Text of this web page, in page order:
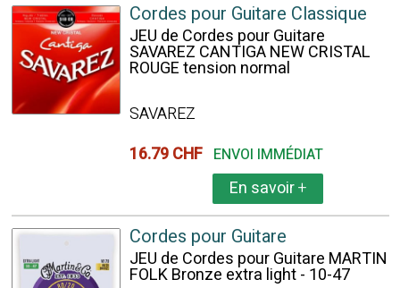
Cordes pour Guitare Classique
JEU de Cordes pour Guitare
SAVAREZ CANTIGA NEW CRISTAL
ROUGE tension normal
SAVAREZ
16.79 CHF ENVOI IMMÉDIAT
En savoir+
Cordes pour Guitare
JEU de Cordes pour Guitare MARTIN
FOLK Bronze extra light - 10-47